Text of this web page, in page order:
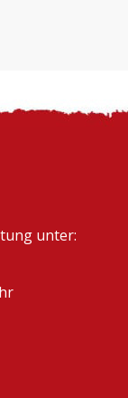
unter: